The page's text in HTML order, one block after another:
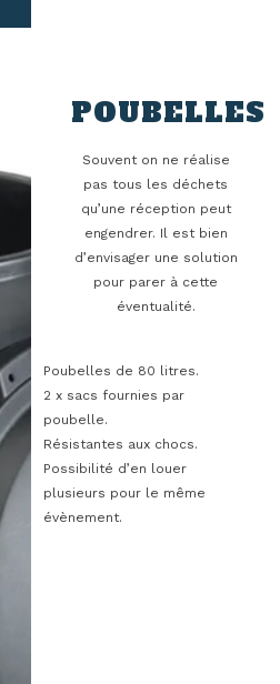
POUBELLES​
Souvent on ne réalise
pas tous les déchets
qu’une réception peut
engendrer. Il est bien
d’envisager une solution
pour parer à cette
éventualité.
Poubelles de 80 litres.
2 x sacs fournies par
poubelle.
Résistantes aux chocs.
Possibilité d’en louer
plusieurs pour le même
évènement.